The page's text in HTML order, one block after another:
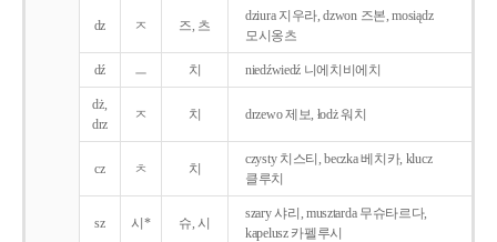
dz ㅈ 즈, 츠
dziura 지우라, dzwon 즈본, mosiądz
모시옹츠
dź ㅡ 치 niedźwiedź 니에치비에치
dż,
drz
ㅈ 치 drzewo 제보, łodż 워치
cz ㅊ 치
czysty 치스티, beczka 베치카, klucz
클루치
sz 시* 슈, 시
szary 샤리, musztarda 무슈타르다,
kapelusz 카펠루시